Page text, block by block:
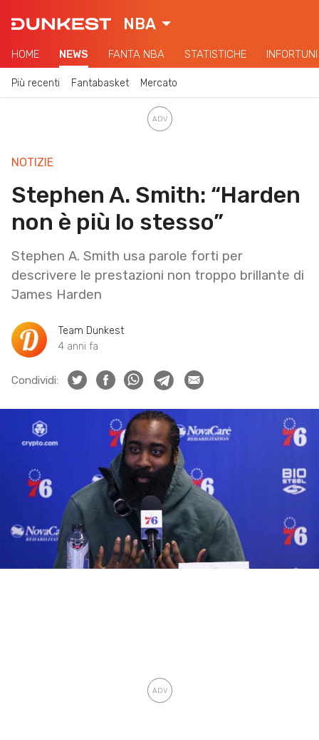
NBA
HOME NEWS FANTA NBA STATISTICHE INFORTUNI
Più recenti Fantabasket Mercato
NOTIZIE
Stephen A. Smith: “Harden
non è più lo stesso”
Stephen A. Smith usa parole forti per
descrivere le prestazioni non troppo brillante di
James Harden
Team Dunkest
4 anni fa
Condividi: